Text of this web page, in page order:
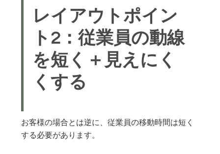
レイアウトポイン
ト2：従業員の動線
を短く＋見えにく
くする
お客様の場合とは逆に、従業員の移動時間は短く
する必要があります。